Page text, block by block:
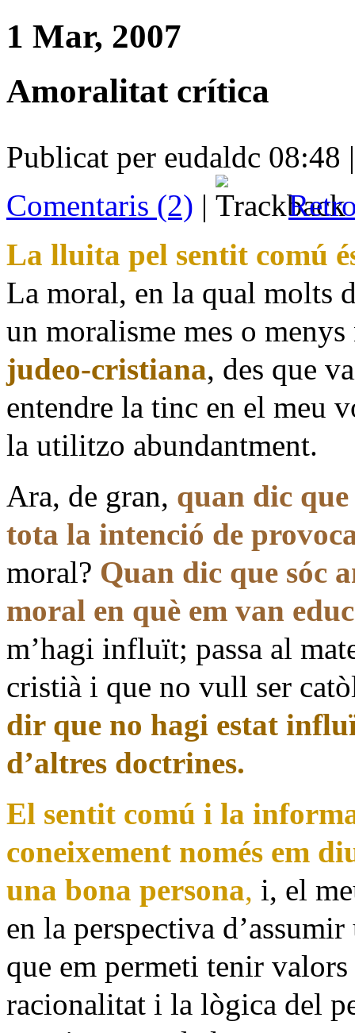
1 Mar, 2007
Amoralitat crítica
Publicat per eudaldc 08:48
Comentaris (2) |
La lluita pel sentit comú
La moral, en la qual molts
un moralisme mes o
judeo-cristiana, des que
entendre la tinc en el meu
la utilitzo abundantment.
Ara, de gran, quan dic
tota la intenció de
moral? Quan dic que sóc
moral en què em van
m’hagi influït; passa al
cristià i que no vull ser
dir que no hagi estat
d’altres doctrines.
El sentit comú i la
coneixement només em
una bona persona, i, el
en la perspectiva
que em permeti tenir
racionalitat i la lògica del